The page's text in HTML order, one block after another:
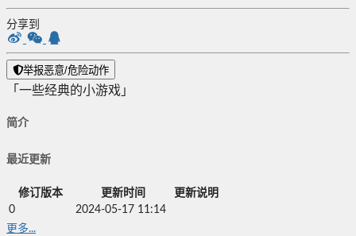
分享到
举报恶意/危险动作
「一些经典的小游戏」
简介
最近更新
修订版本 更新时间
更新说明
0
2024-05-17 11:14
更多...